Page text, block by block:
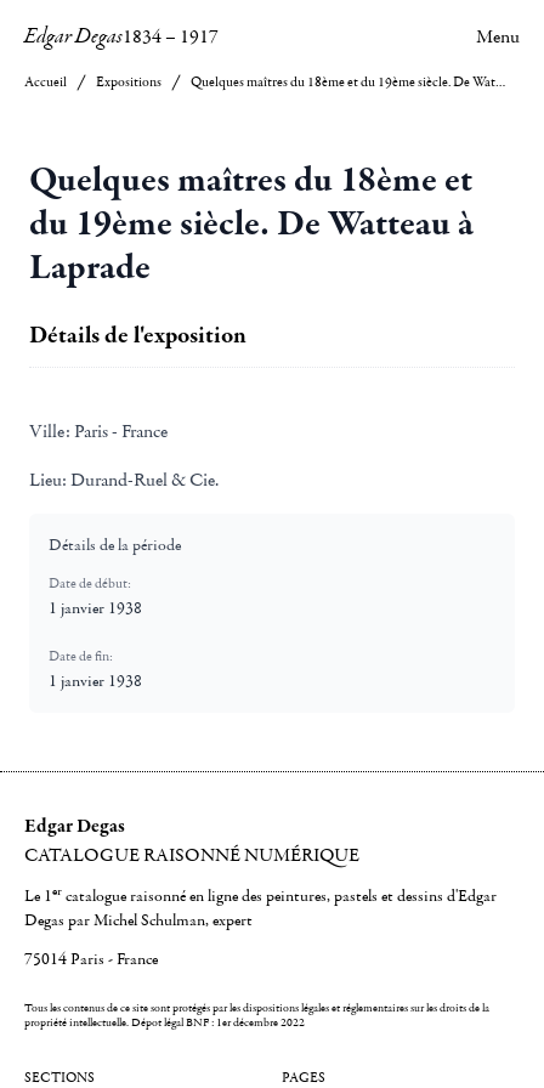
Edgar Degas1834– 1917 Menu
Accueil Expositions Quelques maîtres du 18ème et du 19ème siècle. De Watteau à Laprade
Quelques maîtres du 18ème et
du 19ème siècle. De Watteau à
Laprade
Détails de l'exposition
Ville: Paris - France
Lieu: Durand-Ruel & Cie.
Détails de la période
Date de début:
1 janvier 1938
Date de fin:
1 janvier 1938
Edgar Degas
CATALOGUE RAISONNÉ NUMÉRIQUE
Le 1er catalogue raisonné en ligne des peintures, pastels et dessins d'Edgar
Degas par Michel Schulman, expert
75014 Paris - France
Tous les contenus de ce site sont protégés par les dispositions légales et réglementaires sur les droits de la
propriété intellectuelle.Dépot légal BNF : 1er décembre 2022
SECTIONS PAGES